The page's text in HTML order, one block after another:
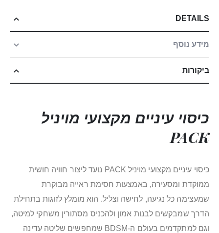
DETAILS
מידע נוסף
ביקורות
כיסוי עיניים מקצועי מויניל
PACK
כיסוי עיניים מקצועי מויניל PACK נועד ליצור חוויה חושית
ממוקדת ומסעירה, באמצעות חסימת ראייה מבוקרת
שמעצימה כל נגיעה, לחישה וצליל. הוא מומלץ לזוגות בתחילת
הדרך שמבקשים לבנות אמון ולהכניס מסתורין משחקי למיטה,
וגם למתקדמים בעולם ה-BDSM שמחפשים שליטה עדינה